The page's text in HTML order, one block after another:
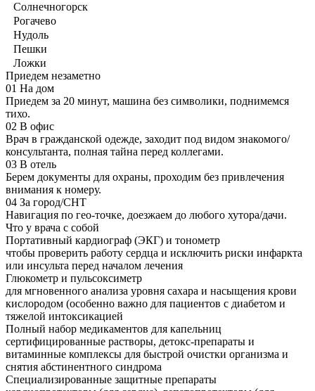
Солнечногорск
Рогачево
Нудоль
Пешки
Ложки
Приедем незаметно
01 На дом
Приедем за 20 минут, машина без символики, поднимемся
тихо.
02 В офис
Врач в гражданской одежде, заходит под видом знакомого/
консультанта, полная тайна перед коллегами.
03 В отель
Берем документы для охраны, проходим без привлечения
внимания к номеру.
04 За город/СНТ
Навигация по гео-точке, доезжаем до любого хутора/дачи.
Что у врача с собой
Портативный кардиограф (ЭКГ) и тонометр
чтобы проверить работу сердца и исключить риски инфаркта
или инсульта перед началом лечения
Глюкометр и пульсоксиметр
для мгновенного анализа уровня сахара и насыщения крови
кислородом (особенно важно для пациентов с диабетом и
тяжелой интоксикацией
Полный набор медикаментов для капельниц
сертифицированные растворы, детокс-препараты и
витаминные комплексы для быстрой очистки организма и
снятия абстинентного синдрома
Специализированные защитные препараты